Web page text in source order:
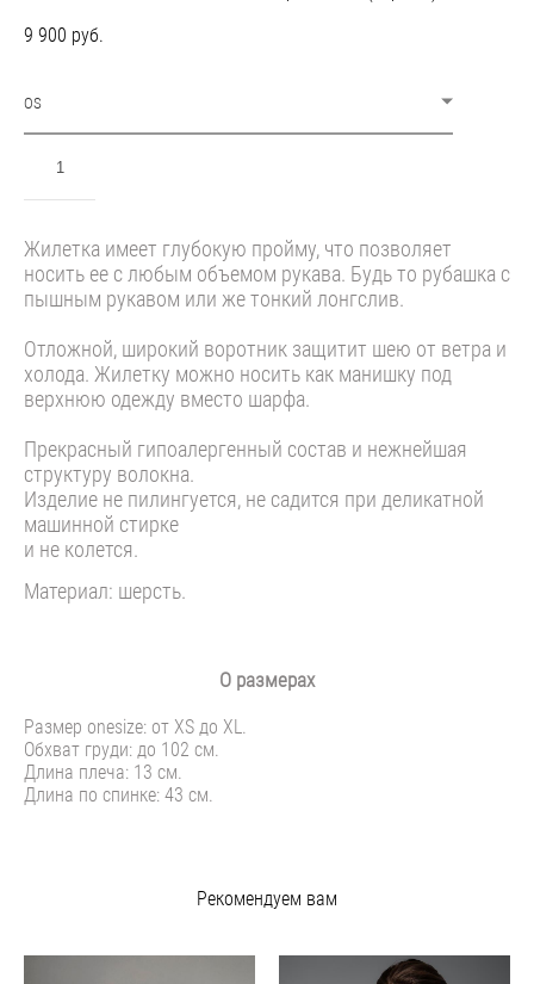
9 900 pуб.
OS
Жилетка имеет глубокую пройму, что позволяет
носить ее с любым объемом рукава. Будь то рубашка с
пышным рукавом или же тонкий лонгслив.
Отложной, широкий воротник защитит шею от ветра и
холода. Жилетку можно носить как манишку под
верхнюю одежду вместо шарфа.
Прекрасный гипоалергенный состав и нежнейшая
структуру волокна.
Изделие не пилингуется, не садится при деликатной
машинной стирке
и не колется.
Материал: шерсть.
О размерах
Размер onesize: от XS до XL.
Обхват груди: до 102 см.
Длина плеча: 13 см.
Длина по спинке: 43 см.
Рекомендуем вам